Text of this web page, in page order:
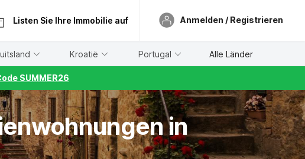
Listen Sie Ihre Immobilie auf Anmelden / Registrieren
Kroatië Portugal Alle Länder
SUMMER26
in